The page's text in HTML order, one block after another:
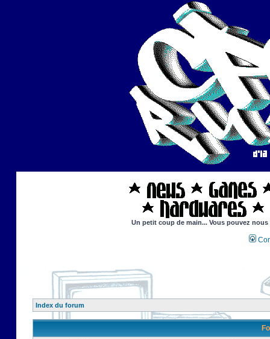
Un petit coup de main... Vous pouvez
Index du forum